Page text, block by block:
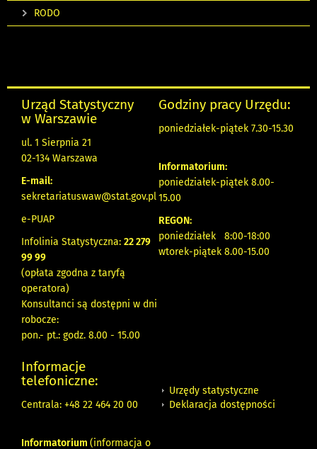
RODO
Urząd Statystyczny
w Warszawie
ul. 1 Sierpnia 21
02-134 Warszawa
E-mail:
sekretariatuswaw@stat.gov.pl
e-PUAP
Infolinia Statystyczna: 22 279
99 99
(opłata zgodna z taryfą
operatora)
Konsultanci są dostępni w dni
robocze:
pon.- pt.: godz. 8.00 - 15.00
Godziny pracy Urzędu:
poniedziałek-piątek 7.30-15.30
Informatorium:
poniedziałek-piątek 8.00-
15.00
REGON:
poniedziałek 8:00-18:00
wtorek-piątek 8.00-15.00
Informacje
telefoniczne:
Centrala: +48 22 464 20 00
Informatorium (informacja o
Urzędy statystyczne
Deklaracja dostępności